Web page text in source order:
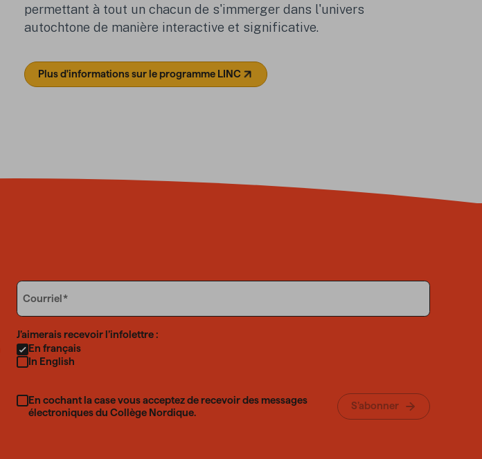
permettant à tout unchacun de s'immerger dans l'univers
autochtone de manière interactive et significative.
Plus d'informations sur le programme LINC
(Ouvre dans un nouvel onglet)
Email
Courriel
Language
J’aimerais recevoir l’infolettre :
En français
In English
En cochant la case vous acceptez de recevoir des messages
électroniques du Collège Nordique.
S’abonner